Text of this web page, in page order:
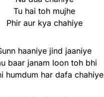
Tu hai toh mujhe
Phir aur kya chahiye
haaniye jind jaaniye
baar janam loon toh bhi
humdum har dafa chahiye